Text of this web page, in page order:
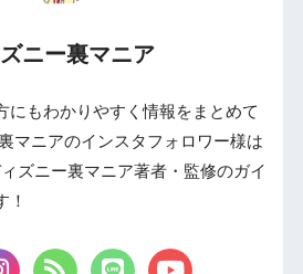
ニー裏マニア
にもわかりやすく情報をまとめて
マニアのインスタフォロワー様は
ズニー裏マニア著者・監修のガイ
！